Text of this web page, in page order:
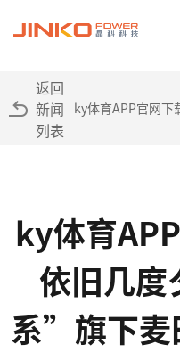
返回
新闻
列表
ky体育APP官网
ky体育
依旧几
系”旗下麦